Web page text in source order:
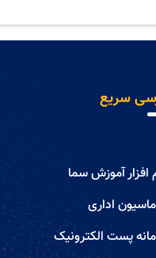
سریع
افزار آموزش سما
اداری
پست الکترونیک